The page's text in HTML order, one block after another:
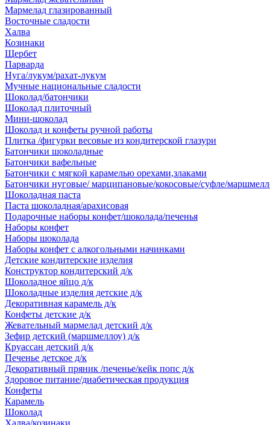
Мармелад глазированный
Восточные сладости
Халва
Козинаки
Щербет
Парварда
Нуга/лукум/рахат-лукум
Мучные национальные сладости
Шоколад/батончики
Шоколад плиточный
Мини-шоколад
Шоколад и конфеты ручной работы
Плитка /фигурки весовые из кондитерской глазури
Батончики шоколадные
Батончики вафельные
Батончики с мягкой карамелью орехами,злаками
Батончики нуговые/ марципановые/кокосовые/суфле/
Шоколадная паста
Паста шоколадная/арахисовая
Подарочные наборы конфет/шоколада/печенья
Наборы конфет
Наборы шоколада
Наборы конфет с алкогольными начинками
Детские кондитерские изделия
Конструктор кондитерский д/к
Шоколадное яйцо д/к
Шоколадные изделия детские д/к
Декоративная карамель д/к
Конфеты детские д/к
Жевательный мармелад детский д/к
Зефир детский (маршмеллоу) д/к
Круассан детский д/к
Печенье детское д/к
Декоративный пряник /печенье/кейк попс д/к
Здоровое питание/диабетическая продукция
Конфеты
Карамель
Шоколад
Халва/козинаки